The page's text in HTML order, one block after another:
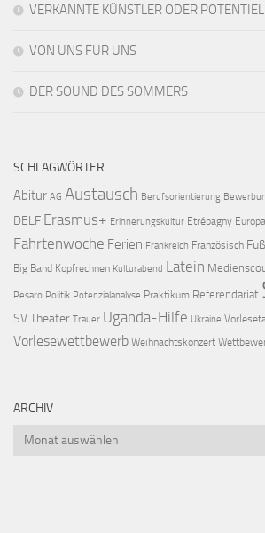
VERKANNTE KÜNSTLER ODER
VON UNS FÜR UNS
DER SOUND DES SOMMERS
SCHLAGWÖRTER
Abitur AG Austausch Berufsorientierung
DELF Erasmus+ Erinnerungskultur Etrépagny Europa
Fahrtenwoche Ferien Frankreich Französisch
Big Band Kopfrechnen Kulturabend Latein
Pesaro Politik Potenzialanalyse Praktikum Referendariat
SVTheater Trauer Uganda-Hilfe Ukraine
Vorlesewettbewerb Weihnachtskonzert
ARCHIV